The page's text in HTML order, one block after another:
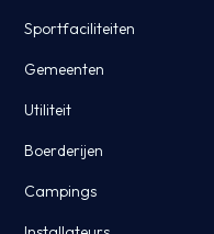
Sportfaciliteiten
Gemeenten
Utiliteit
Boerderijen
Campings